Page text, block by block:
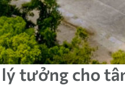
tưởng cho